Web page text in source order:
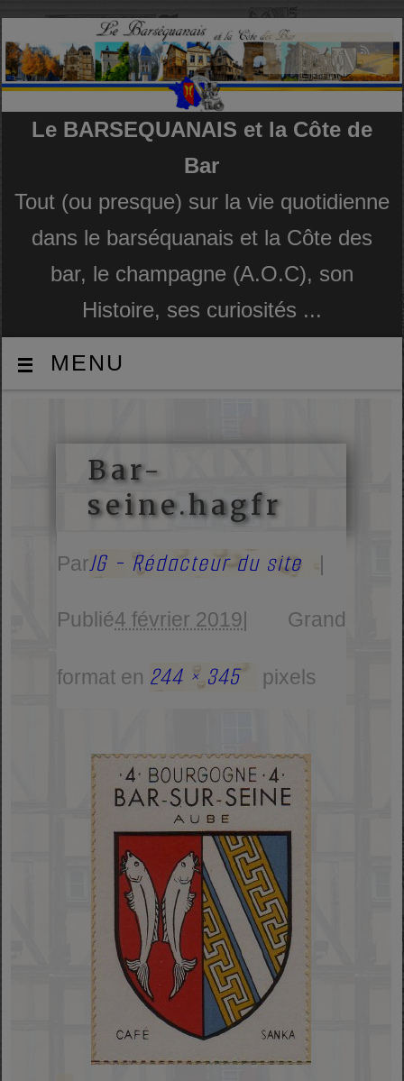
Le BARSEQUANAIS et la Côte de
Bar
Tout (ou presque) sur la vie quotidienne
dans le barséquanais et la Côte des
bar, le champagne (A.O.C), son
Histoire, ses curiosités ...
MENU
Bar-
seine.hagfr
ParJG - Rédacteur du site
Publié4 février 2019 Grand
format en 244 × 345 pixels